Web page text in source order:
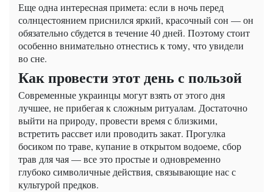
Еще одна интересная примета: если в ночь перед
солнцестоянием приснился яркий, красочный сон — он
обязательно сбудется в течение 40 дней. Поэтому стоит
особенно внимательно отнестись к тому, что увидели
во сне.
Как провести этот день с пользой
Современные украинцы могут взять от этого дня
лучшее, не прибегая к сложным ритуалам. Достаточно
выйти на природу, провести время с близкими,
встретить рассвет или проводить закат. Прогулка
босиком по траве, купание в открытом водоеме, сбор
трав для чая — все это простые и одновременно
глубоко символичные действия, связывающие нас с
культурой предков.